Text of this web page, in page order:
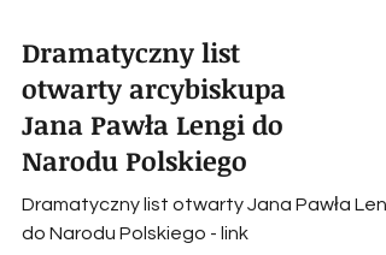
Dramatyczny list
otwarty arcybiskupa
Jana Pawła Lengi do
Narodu Polskiego
Dramatyczny list otwarty Jana Pawła